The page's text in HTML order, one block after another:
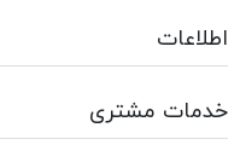
اطلاعات
خدمات مشتری